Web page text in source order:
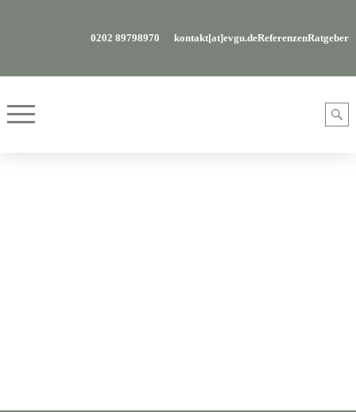
0202 89798970 kontakt[at]evgu.deReferenzenRatgeber